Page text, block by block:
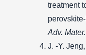
treatment
Adv. Mater.
J. -Y.